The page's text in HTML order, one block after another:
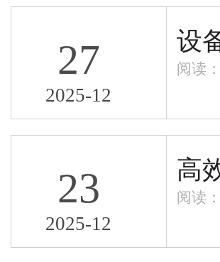
27
2025-12
设
阅读
23
2025-12
高
阅读